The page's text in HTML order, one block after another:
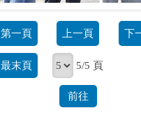
第一頁 上一頁 下
最末頁 5/5 頁
前往